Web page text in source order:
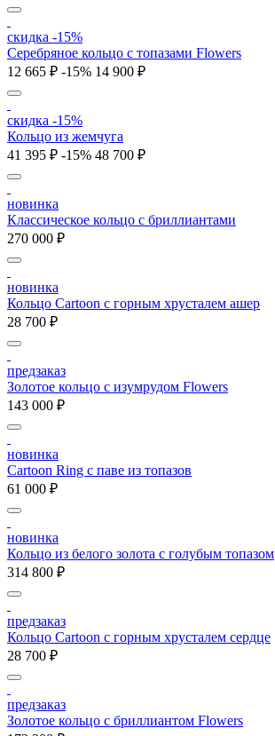
скидка -15%
Серебряное кольцо с топазами Flowers
12 665 ₽ -15% 14 900 ₽
скидка -15%
Кольцо из жемчуга
41 395 ₽ -15% 48 700 ₽
новинка
Классическое кольцо с бриллиантами
270 000 ₽
новинка
Кольцо Cartoon c горным хрусталем ашер
28 700 ₽
предзаказ
Золотое кольцо с изумрудом Flowers
143 000 ₽
новинка
Cartoon Ring с паве из топазов
61 000 ₽
новинка
Кольцо из белого золота с голубым топазом
314 800 ₽
предзаказ
Кольцо Cartoon c горным хрусталем сердце
28 700 ₽
предзаказ
Золотое кольцо с бриллиантом Flowers